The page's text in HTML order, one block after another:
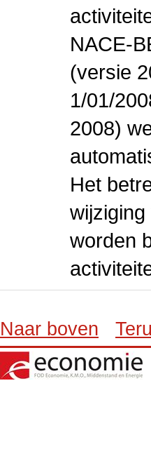
NACE-
(versie
1/01/
2008)
Het
worden
Naar boven